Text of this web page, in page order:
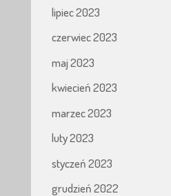
lipiec 2023
czerwiec 2023
maj 2023
kwiecień 2023
marzec 2023
luty 2023
styczeń 2023
grudzień 2022